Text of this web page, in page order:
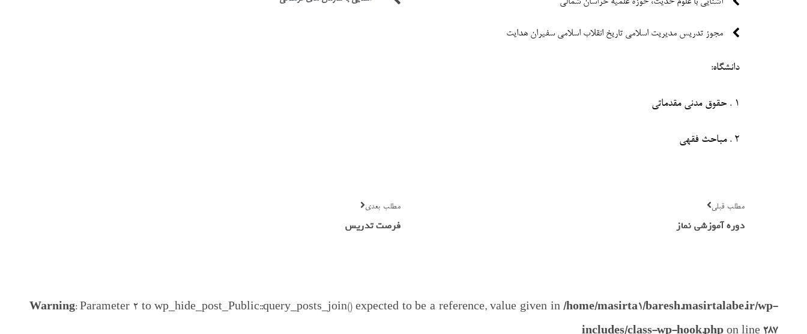
مجوز تدریس مدیریت اسلامی تاریخ انقلاب اسلامی سفیران هدایت
دانشگاه:
1 . حقوق مدنی مقدماتی
2 . مباحث فقهی
مطلب قبلی
دوره آموزشی نماز
مطلب بعدی
فرصت تدریس
Warning: Parameter 2 to wp_hide_post_Public::query_posts_join() expected to be a reference, value given in/home/masirta1/baresh.masirtalabe.ir/wp-